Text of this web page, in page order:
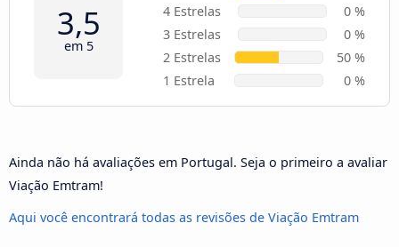
3,5
em 5
4 Estrelas
0 %
3 Estrelas
0 %
2 Estrelas
50 %
1 Estrela
0 %
Ainda não há avaliações em Portugal. Seja o primeiro a avaliar
Viação Emtram!
Aqui você encontrará todas as revisões de Viação Emtram